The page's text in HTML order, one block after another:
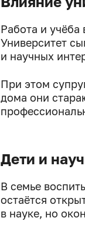
Работа и
Университет
и научных
При этом
дома они
Дети и
В семье
остаётся
в науке, но